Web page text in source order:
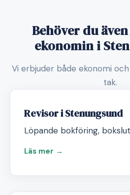
Behöver du
ekonomin i
Vi erbjuder både ekonomi
tak.
Revisor i Stenungsund
Löpande bokföring,
Läs mer →